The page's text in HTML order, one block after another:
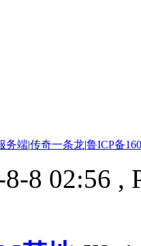
务端|传奇一条龙|鲁ICP备
8 02:56 ,